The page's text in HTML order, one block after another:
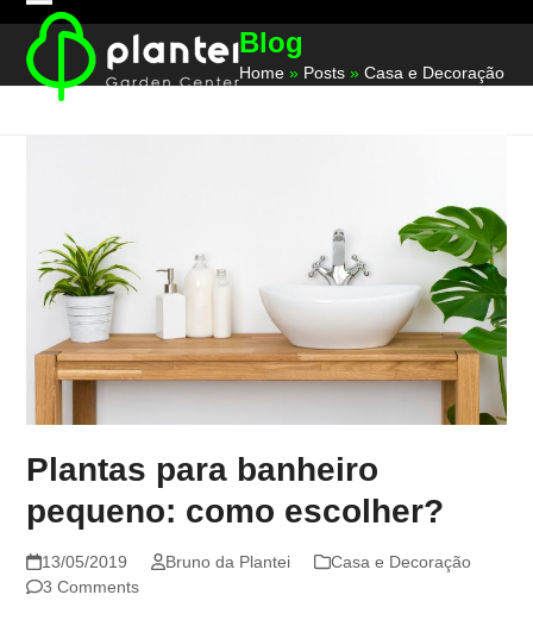
content
Open
mobile
menu
Close
mobile
menu
Blog
Home » Posts »Casa e Decoração
Plantas para banheiro
pequeno: como escolher?
13/05/2019 Bruno da Plantei
Casa e Decoração
3 Comments